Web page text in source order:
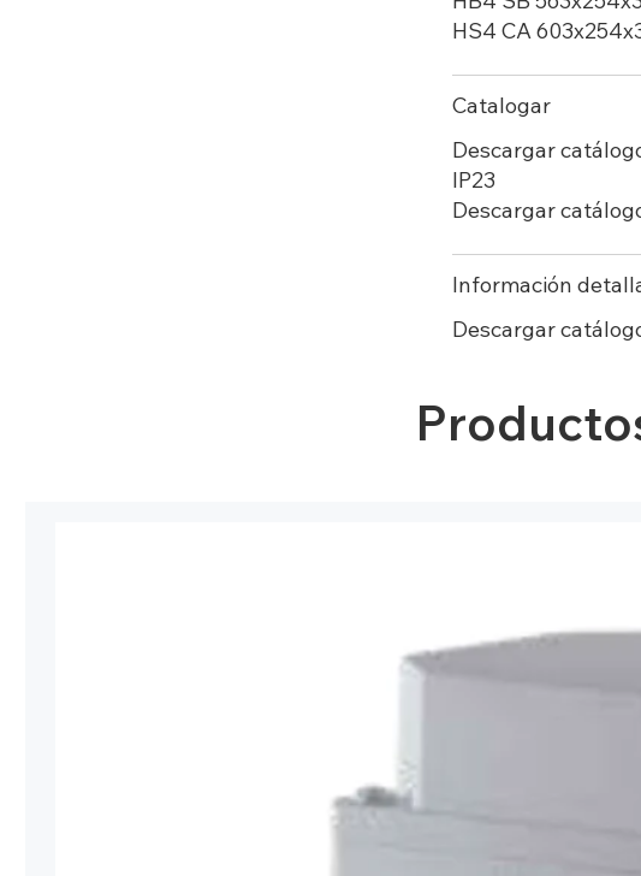
HS4 CA
Catalogar
Descargar
IP23
Descargar
Información
Descargar